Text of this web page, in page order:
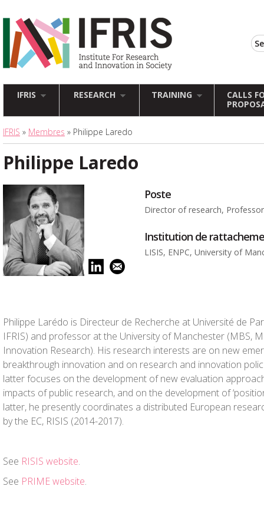
IFRIS RESEARCH TRAINING
CALLS
IFRIS » Membres » Philippe Laredo
Philippe Laredo
Poste
Director of research, Professor
Institution de
LISIS, ENPC, University of
Philippe Larédo is Directeur de Recherche at Université de
IFRIS) and professor at the University of Manchester (MBS,
Innovation Research). His research interests are on new
breakthrough innovation and on research and innovation
latter focuses on the development of new evaluation
impacts of public research, and on the development of
latter, he presently coordinates a distributed European
by the EC, RISIS (2014-2017).
See RISIS website.
See PRIME website.